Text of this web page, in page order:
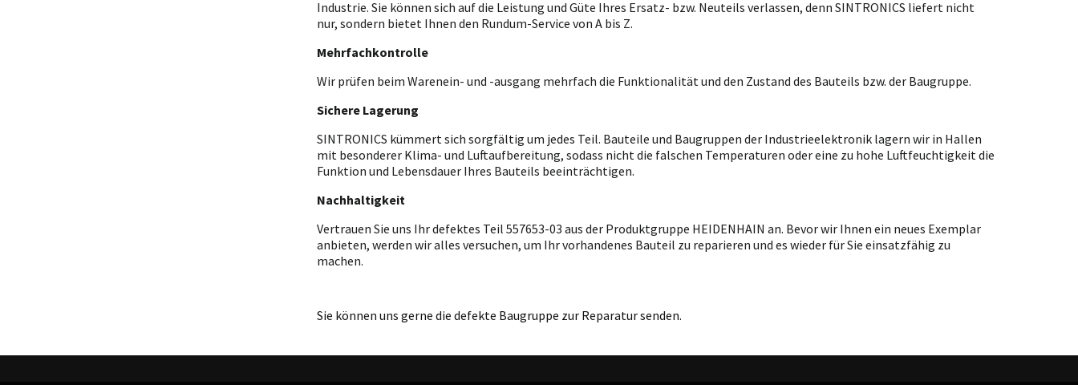
Industrie. Sie können sich auf die Leistung und Güte Ihres Ersatz- bzw. Neuteils verlassen, denn SINTRONICS liefert nicht
nur, sondern bietet Ihnen den Rundum-Service von A bis Z.
Mehrfachkontrolle
Wir prüfen beim Warenein- und -ausgang mehrfach die Funktionalität und den Zustand des Bauteils bzw. der Baugruppe.
Sichere Lagerung
SINTRONICS kümmert sich sorgfältig um jedes Teil. Bauteile und Baugruppen der Industrieelektronik lagern wir in Hallen
mit besonderer Klima- und Luftaufbereitung, sodass nicht die falschen Temperaturen oder eine zu hohe Luftfeuchtigkeit die
Funktion und Lebensdauer Ihres Bauteils beeinträchtigen.
Nachhaltigkeit
Vertrauen Sie uns Ihr defektes Teil 557653-03 aus der Produktgruppe HEIDENHAIN an. Bevor wir Ihnen ein neues Exemplar
anbieten, werden wir alles versuchen, um Ihr vorhandenes Bauteil zu reparieren und es wieder für Sie einsatzfähig zu
machen.
Sie können uns gerne die defekte Baugruppe zur Reparatur senden.